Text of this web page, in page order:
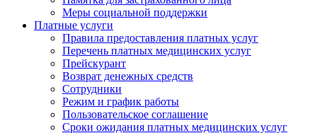
Меры социальной поддержки
Платные услуги
Правила предоставления платных услуг
Перечень платных медицинских услуг
Прейскурант
Возврат денежных средств
Сотрудники
Режим и график работы
Пользовательское соглашение
Сроки ожидания платных медицинских услуг